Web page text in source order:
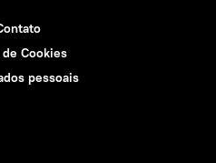
Cookies
pessoais